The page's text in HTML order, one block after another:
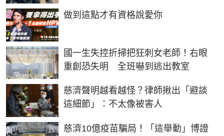
做到這點才有資格說愛你
PR
國一生失控折掃把狂刺女老師！右眼
重創恐失明 全班嚇到逃出教室
慈濟聲明越看越怪？律師揪出「避談
這細節」：不太像被害人
慈濟10億疫苗騙局！「這舉動」博證